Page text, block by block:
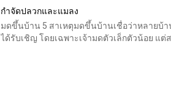
กำจัดปลวกและแมลง
มดขึ้นบ้าน 5 สาเหตุมดขึ้นบ้านเชื่อว่าหลายบ้
ได้รับเชิญ โดยเฉพาะเจ้ามดตัวเล็กตัวน้อย แต่